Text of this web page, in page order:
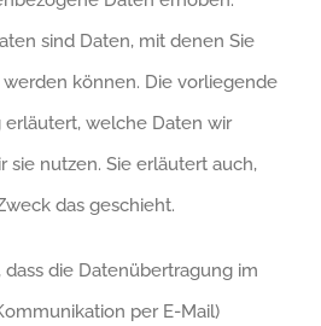
sind Daten, mit denen Sie
können. Die vorliegende
welche Daten wir
sie nutzen. Sie erläutert auch,
das geschieht.
die Datenübertragung im
per E-Mail)